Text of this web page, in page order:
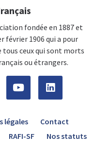
fondée en 1887 et
février 1906 qui a pour
ceux qui sont morts
ou étrangers.
légales
Contact
RAFI-SF Nos statuts